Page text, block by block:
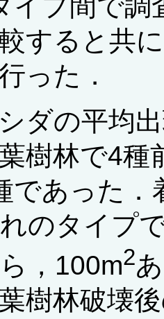
イプ間で調
すると共
った．
ダの平均
樹林で4種
であった．
のタイプ
，100m2
樹林破壊